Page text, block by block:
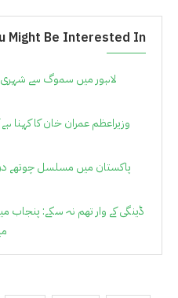
Might Be Interested In
لاہور میں سموگ سے شہری
وزیراعظم عمران خان کا کہنا
پاکستان میں مسلسل چوتھے
میں 358